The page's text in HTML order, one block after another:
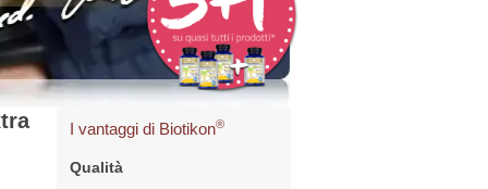
I vantaggi di Biotikon®
Qualità